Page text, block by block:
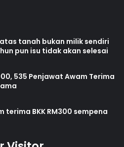
tanah bukan milik sendiri
pun isu tidak akan selesai
535 Penjawat Awam Terima
BKK RM300 sempena